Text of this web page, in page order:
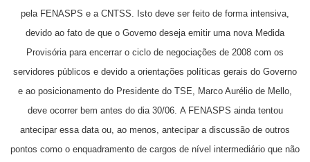
pela FENASPS e a CNTSS. Isto deve ser feito de forma intensiva,
devido ao fato de que o Governo deseja emitir uma nova Medida
Provisória para encerrar o ciclo de negociações de 2008 com os
servidores públicos e devido a orientações políticas gerais do Governo
e ao posicionamento do Presidente do TSE, Marco Aurélio de Mello,
deve ocorrer bem antes do dia 30/06. A FENASPS ainda tentou
antecipar essa data ou, ao menos, antecipar a discussão de outros
pontos como o enquadramento de cargos de nível intermediário que não